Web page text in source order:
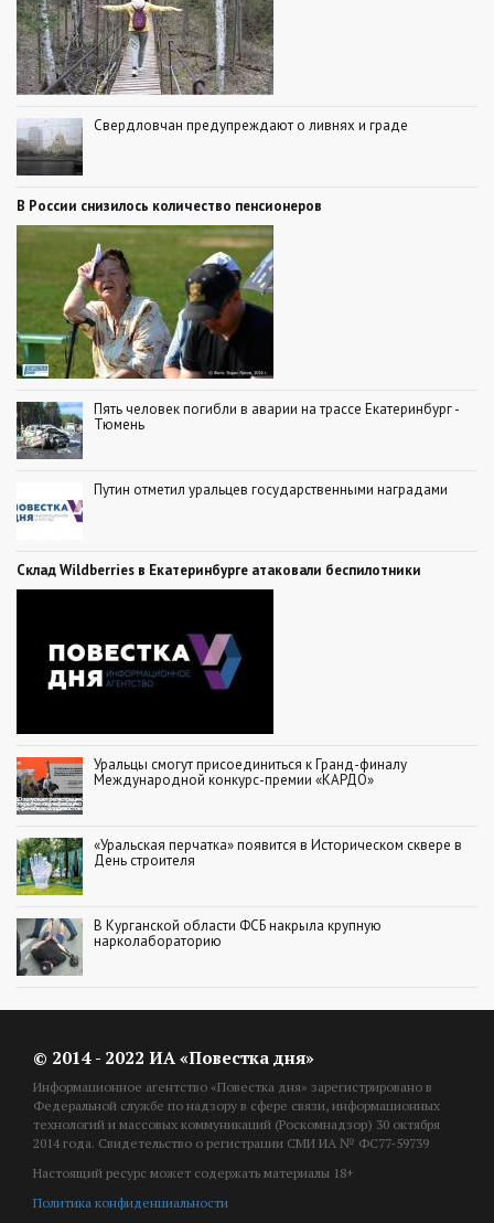
Свердловчан предупреждают о ливнях и граде
В России снизилось количество пенсионеров
Пять человек погибли в аварии на трассе Екатеринбург -
Тюмень
Путин отметил уральцев государственными наградами
Склад Wildberries в Екатеринбурге атаковали беспилотники
Уральцы смогут присоединиться к Гранд-финалу
Международной конкурс-премии «КАРДО»
«Уральская перчатка» появится в Историческом сквере в
День строителя
В Курганской области ФСБ накрыла крупную
нарколабораторию
© 2014 - 2022 ИА «Повестка дня»
Информационное агентство «Повестка дня» зарегистрировано в
Федеральной службе по надзору в сфере связи, информационных
технологий и массовых коммуникаций (Роскомнадзор) 30 октября
2014 года. Свидетельство о регистрации СМИ ИА № ФС77-59739
Настоящий ресурс может содержать материалы 18+
Политика конфиденциальности